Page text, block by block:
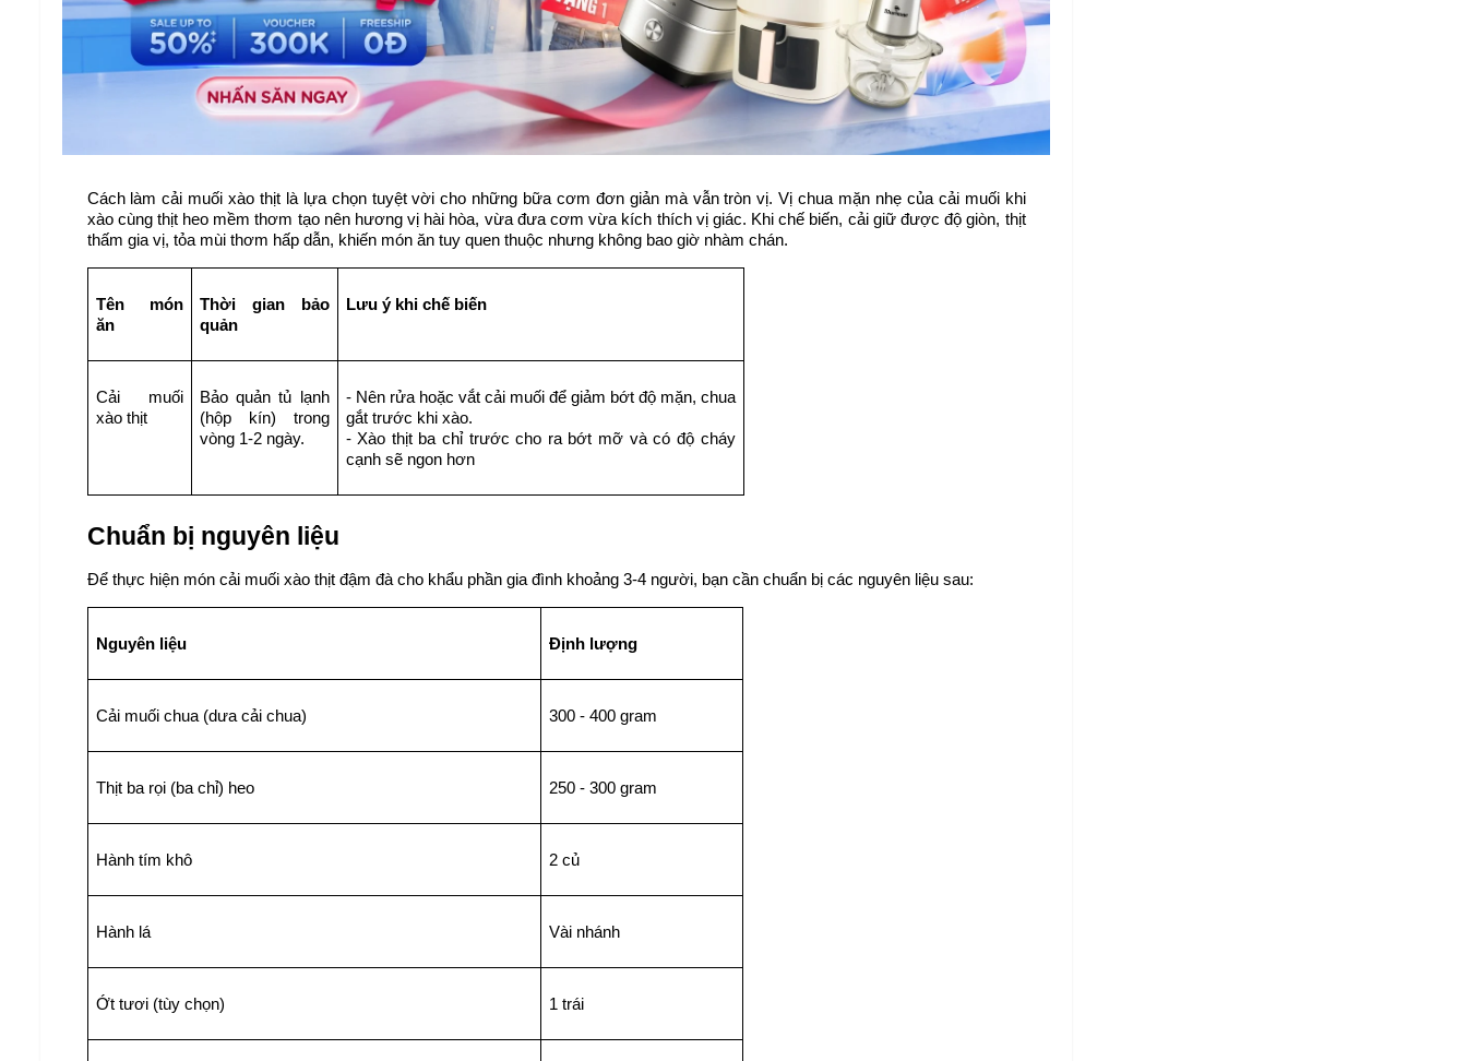
Cách làm cải muối xào thịt là lựa chọn tuyệt vời cho những bữa cơm đơn giản mà vẫn tròn vị. Vị chua mặn nhẹ của cải muối khi
xào cùng thịt heo mềm thơm tạo nên hương vị hài hòa, vừa đưa cơm vừa kích thích vị giác. Khi chế biến, cải giữ được độ giòn, thịt
thấm gia vị, tỏa mùi thơm hấp dẫn, khiến món ăn tuy quen thuộc nhưng không bao giờ nhàm chán.
Tên món
ăn
Thời gian bảo
quản
Lưu ý khi chế biến
Cải muối
xào thịt
Bảo quản tủ lạnh
(hộp kín) trong
vòng 1-2 ngày.
- Nên rửa hoặc vắt cải muối để giảm bớt độ mặn, chua
gắt trước khi xào.
- Xào thịt ba chỉ trước cho ra bớt mỡ và có độ cháy
cạnh sẽ ngon hơn
Chuẩn bị nguyên liệu
Để thực hiện món cải muối xào thịt đậm đà cho khẩu phần gia đình khoảng 3-4 người, bạn cần chuẩn bị các nguyên liệu sau:
Nguyên liệu Định lượng
Cải muối chua (dưa cải chua) 300 - 400 gram
Thịt ba rọi (ba chỉ) heo 250 - 300 gram
Hành tím khô 2 củ
Hành lá Vài nhánh
Ớt tươi (tùy chọn) 1 trái